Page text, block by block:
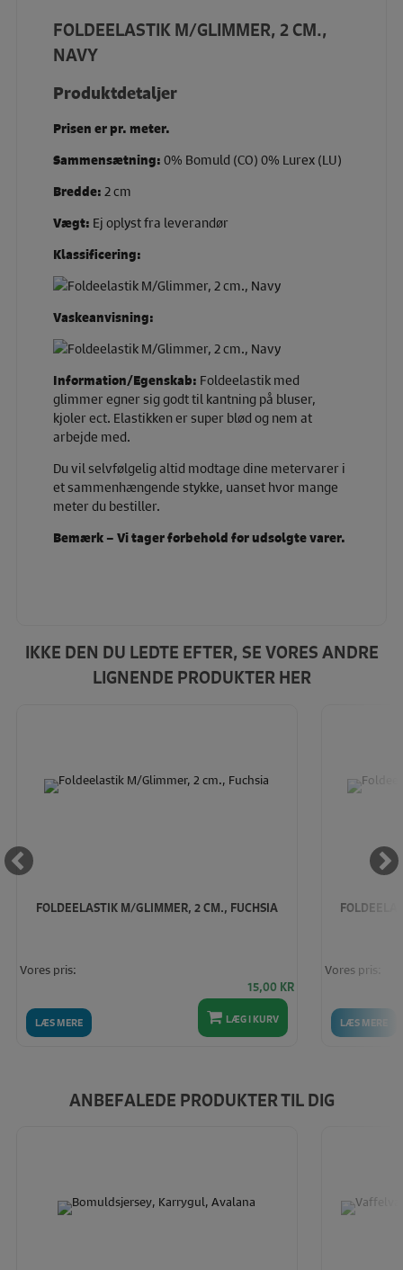
FOLDEELASTIK M/GLIMMER, 2 CM.,
NAVY
Produktdetaljer
Prisen er pr. meter.
Sammensætning: 0% Bomuld (CO) 0% Lurex (LU)
Bredde: 2 cm
Vægt: Ej oplyst fra leverandør
Klassificering:
Vaskeanvisning:
Information/Egenskab: Foldeelastik med
glimmer egner sig godt til kantning på bluser,
kjoler ect. Elastikken er super blød og nem at
arbejde med.
Du vil selvfølgelig altid modtage dine metervarer i
et sammenhængende stykke, uanset hvor mange
meter du bestiller.
Bemærk – Vi tager forbehold for udsolgte varer.
IKKE DEN DU LEDTE EFTER, SE VORES ANDRE
LIGNENDE PRODUKTER HER
FOLDEELASTIK M/GLIMMER, 2 CM., FUCHSIA
LÆS MERE
Vores pris:
15,00 KR
LÆG I KURV LÆS MERE
Vores pris:
ANBEFALEDE PRODUKTER TIL DIG